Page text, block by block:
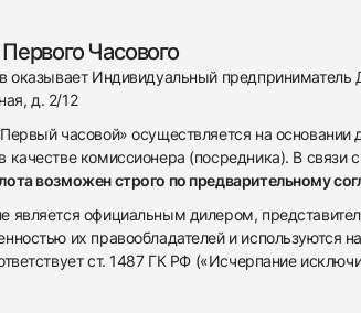
Часового
оказывает Индивидуальный
д. 2/12
часовой» осуществляется на
качестве комиссионера (посредника). В
возможен строго по предварительному
является официальным дилером,
их правообладателей и
ст. 1487 ГК РФ («Исчерпание